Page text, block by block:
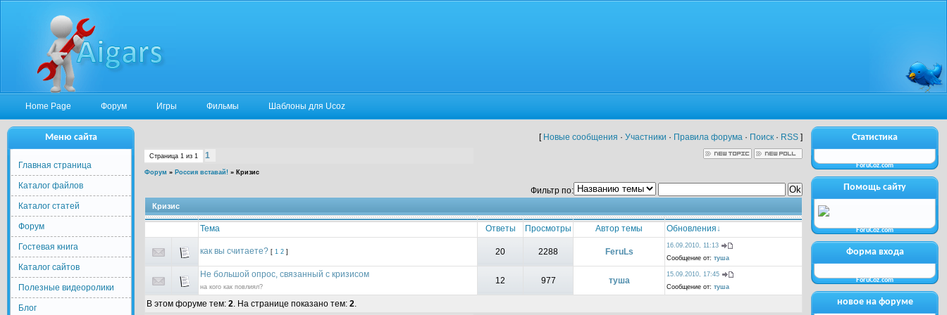
Home Page Форум Игры Фильмы Шаблоны для Ucoz
[ Новые сообщения · Участники · Правила форума · Поиск · RSS ]
Страница 1 из 1 1
Форум » Россия вставай! » Кризис
Фильтр по:
Кризис
Тема Ответы Просмотры Автор темы Обновления↓
как вы считаете? [ 1 2 ] 20 2288 FeruLs
16.09.2010, 11:13
Сообщение от: туша
Не большой опрос, связанный с кризисом
на кого как повлиял?
12 977 туша
15.09.2010, 17:45
Сообщение от: туша
В этом форуме тем: 2. На странице показано тем: 2.
Меню сайта
Главная страница
Каталог файлов
Каталог статей
Форум
Гостевая книга
Каталог сайтов
Полезные видеоролики
Блог
Статистика
ForuCoz.com
Помощь сайту
ForuCoz.com
Форма входа
ForuCoz.com
новое на форуме